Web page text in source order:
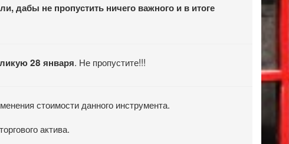
дабы не пропустить ничего важного и в итоге
28 января. Не пропустите!!!
стоимости данного инструмента.
актива.